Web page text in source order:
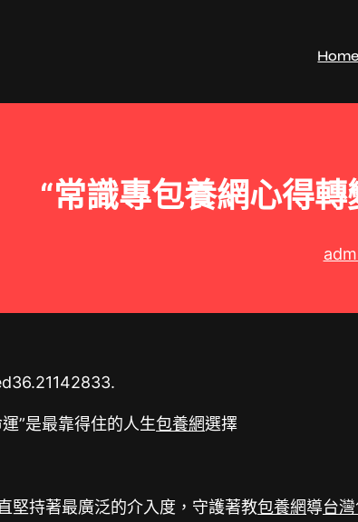
Home
“常識專包養網心得
”是最靠得住的人生包養網選擇
堅持著最廣泛的介入度，守護著教包養網導台